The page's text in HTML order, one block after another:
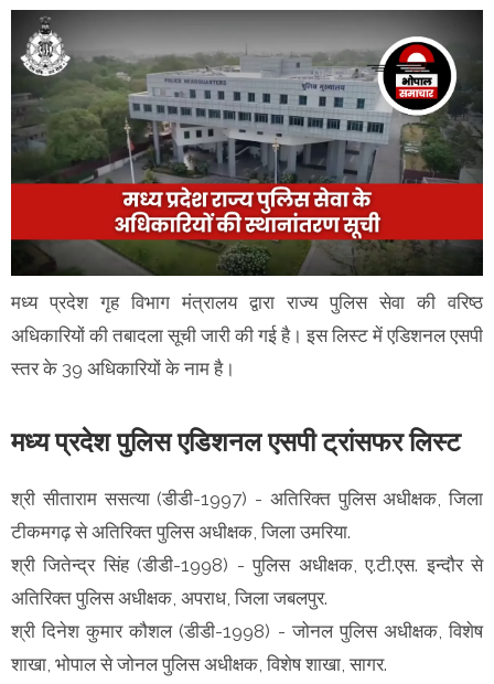
मध्य प्रदेश गृह विभाग मंत्रालय द्वारा राज्य पुलिस सेवा की वरिष्ठ
अधिकारियों की तबादला सूची जारी की गई है। इस लिस्ट में एडिशनल एसपी
स्तर के 39 अधिकारियों के नाम है।
मध्य प्रदेश पुलिस एडिशनल एसपी ट्रांसफर लिस्ट
श्री सीताराम ससत्या (डीडी-1997) - अतिरिक्त पुलिस अधीक्षक, जिला
टीकमगढ़ से अतिरिक्त पुलिस अधीक्षक, जिला उमरिया.
श्री जितेन्द्र सिंह (डीडी-1998) - पुलिस अधीक्षक, ए.टी.एस. इन्दौर से
अतिरिक्त पुलिस अधीक्षक, अपराध, जिला जबलपुर.
श्री दिनेश कुमार कौशल (डीडी-1998) - जोनल पुलिस अधीक्षक, विशेष
शाखा, भोपाल से जोनल पुलिस अधीक्षक, विशेष शाखा, सागर.